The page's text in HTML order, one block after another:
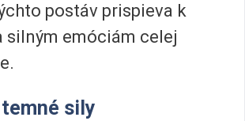
postáv prispieva k
silným emóciám celej
sily